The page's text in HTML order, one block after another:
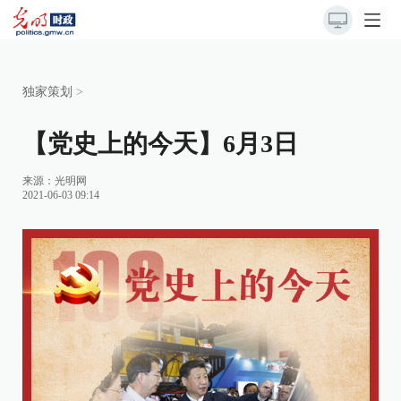
独家策划 >
【党史上的今天】6月3日
来源： 光明网
2021-06-03 09:14